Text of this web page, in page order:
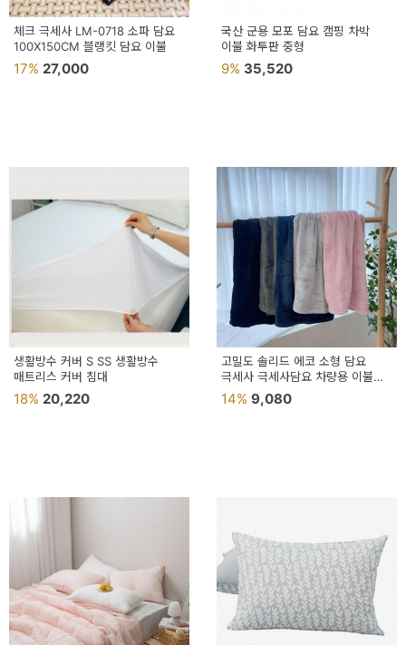
체크 극세사 LM-0718 소파 담요
100X150CM 블랭킷 담요 이불
17% 27,000
국산 군용 모포 담요 캠핑 차박
이불 화투판 중형
9% 35,520
생활방수 커버 S SS 생활방수
매트리스 커버 침대
18% 20,220
고밀도 솔리드 에코 소형 담요
극세사 극세사담요 차량용 이불
사무실담요
14% 9,080